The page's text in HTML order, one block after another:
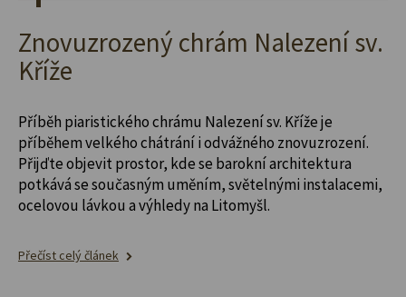
Znovuzrozený chrám Nalezení sv.
Kříže
Příběh piaristického chrámu Nalezení sv. Kříže je
příběhem velkého chátrání i odvážného znovuzrození.
Přijďte objevit prostor, kde se barokní architektura
potkává se současným uměním, světelnými instalacemi,
ocelovou lávkou a výhledy na Litomyšl.
Přečíst celý článek